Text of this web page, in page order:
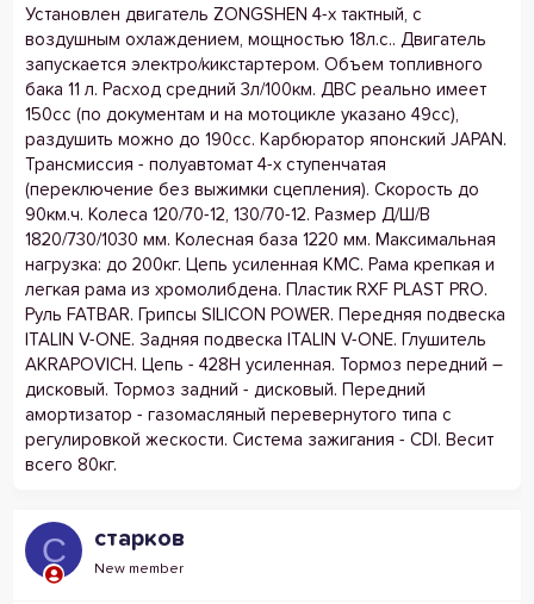
Установлен двигатель ZONGSHEN 4-х тактный, с
воздушным охлаждением, мощностью 18л.с.. Двигатель
запускается электро/кикстартером. Объем топливного
бака 11 л. Расход средний 3л/100км. ДВС реально имеет
150cc (по документам и на мотоцикле указано 49сс),
раздушить можно до 190сс. Карбюратор японский JAPAN.
Трансмиссия - полуавтомат 4-х ступенчатая
(переключение без выжимки сцепления). Скорость до
90км.ч. Колеса 120/70-12, 130/70-12. Размер Д/Ш/В
1820/730/1030 мм. Колесная база 1220 мм. Максимальная
нагрузка: до 200кг. Цепь усиленная KMC. Рама крепкая и
легкая рама из хромолибдена. Пластик RXF PLAST PRO.
Руль FATBAR. Грипсы SILICON POWER. Передняя подвеска
ITALIN V-ONE. Задняя подвеска ITALIN V-ONE. Глушитель
AKRAPOVICH. Цепь - 428Н усиленная. Тормоз передний –
дисковый. Тормоз задний - дисковый. Передний
амортизатор - газомасляный перевернутого типа с
регулировкой жескости. Система зажигания - CDI. Весит
всего 80кг.
С старков
New member